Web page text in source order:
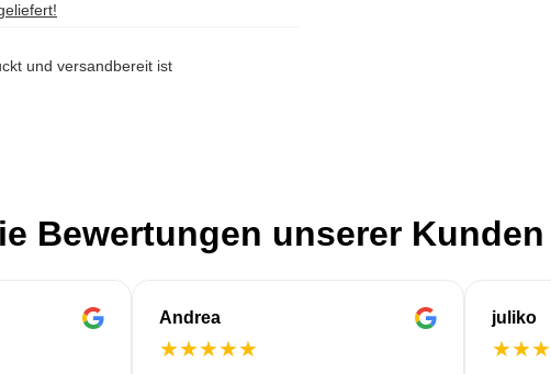
und versandbereit ist
Bewertungen unserer Kunden
Andrea
★★★★★
juliko
★★★